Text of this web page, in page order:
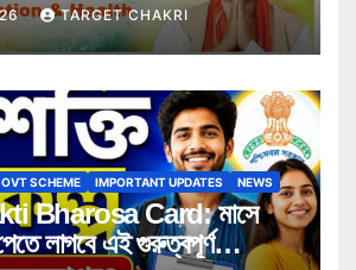
TARGET CHAKRI
SCHEME IMPORTANT UPDATES NEWS
Bharosa Card: মাসে
লাগবে এই গুরুত্বপূর্ণ